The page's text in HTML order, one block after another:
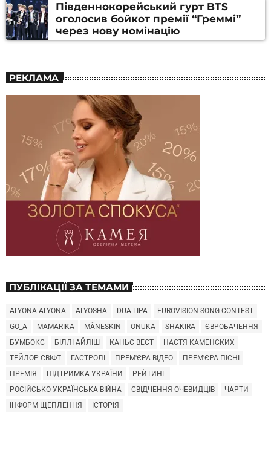
Південнокорейський гурт BTS
оголосив бойкот премії “Греммі”
через нову номінацію
РЕКЛАМА
ПУБЛІКАЦІЇ ЗА ТЕМАМИ
ALYONA ALYONA ALYOSHA DUA LIPA
EUROVISION SONG CONTEST
GO_A
MAMARIKA MÅNESKIN ONUKA SHAKIRA
ЄВРОБАЧЕННЯ
БУМБОКС
БІЛЛІ АЙЛІШ КАНЬЄ ВЕСТ
НАСТЯ КАМЕНСКИХ
ТЕЙЛОР СВІФТ
ГАСТРОЛІ ПРЕМ'ЄРА ВІДЕО
ПРЕМ'ЄРА ПІСНІ
ПРЕМІЯ
ПІДТРИМКА УКРАЇНИ
РЕЙТИНГ
РОСІЙСЬКО-УКРАЇНСЬКА ВІЙНА
СВІДЧЕННЯ ОЧЕВИДЦІВ
ЧАРТИ
ІНФОРМ ЩЕПЛЕННЯ
ІСТОРІЯ